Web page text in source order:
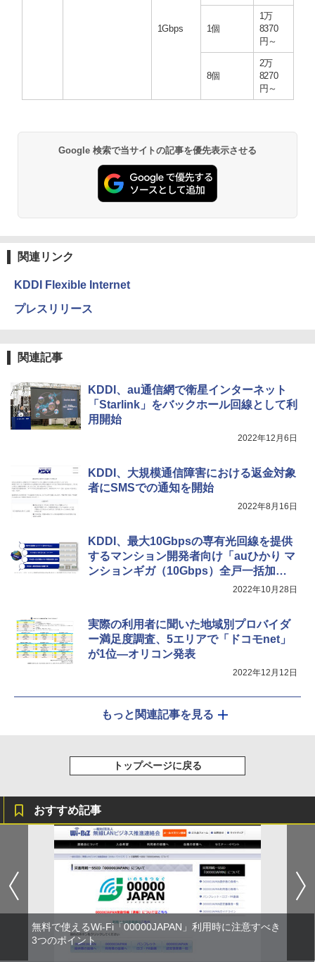
1Gbps 1個
1万
8370
円～
8個
2万
8270
円～
Google 検索で当サイトの記事を優先表示させる
関連リンク
KDDI Flexible Internet
プレスリリース
関連記事
KDDI、au通信網で衛星インターネット
「Starlink」をバックホール回線として利
用開始
2022年12月6日
KDDI、大規模通信障害における返金対象
者にSMSでの通知を開始
2022年8月16日
KDDI、最大10Gbpsの専有光回線を提供
するマンション開発者向け「auひかり マ
ンションギガ（10Gbps）全戸一括加入
2022年10月28日
実際の利用者に聞いた地域別プロバイダ
ー満足度調査、5エリアで「ドコモnet」
が1位―オリコン発表
2022年12月12日
もっと関連記事を見る
トップページに戻る
おすすめ記事
無料で使えるWi-Fi「00000JAPAN」利用時に注意すべき
3つのポイント